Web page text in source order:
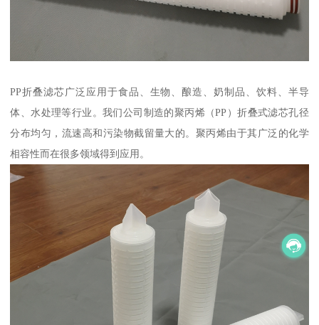
PP折叠滤芯广泛应用于食品、生物、酿造、奶制品、饮料、半导
体、水处理等行业。我们公司制造的聚丙烯（PP）折叠式滤芯孔径
分布均匀，流速高和污染物截留量大的。聚丙烯由于其广泛的化学
相容性而在很多领域得到应用。